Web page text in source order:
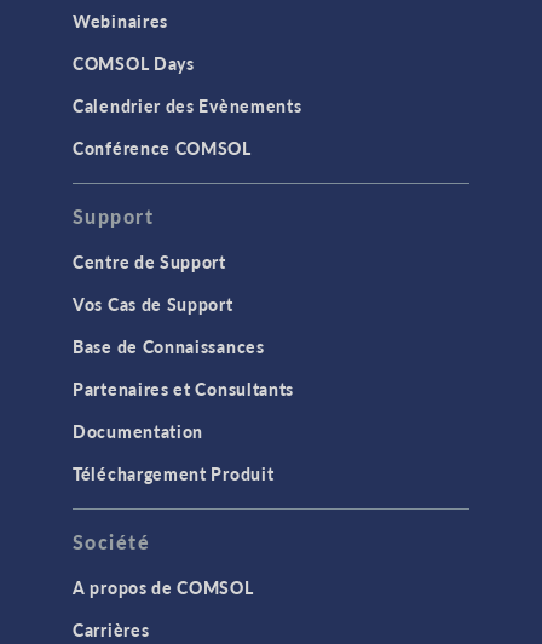
Webinaires
COMSOL Days
Calendrier des Evènements
Conférence COMSOL
Support
Centre de Support
Vos Cas de Support
Base de Connaissances
Partenaires et Consultants
Documentation
Téléchargement Produit
Société
A propos de COMSOL
Carrières